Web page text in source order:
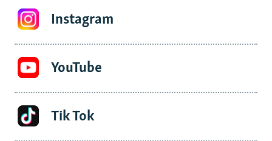
Instagram
YouTube
Tik Tok